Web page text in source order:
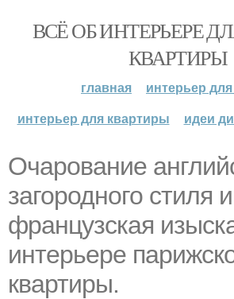
ВСЁ ОБ ИНТЕРЬЕРЕ
КВАРТИРЫ
главная
интерьер
интерьер для квартиры
идеи
Очарование
загородного стиля и
французская
интерьере
квартиры.